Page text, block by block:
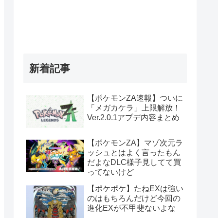
新着記事
【ポケモンZA速報】ついに
「メガカケラ」上限解放！
Ver.2.0.1アプデ内容まとめ
【ポケモンZA】マゾ次元ラ
ッシュとはよく言ったもん
だよなDLC様子見してて買
ってないけど
【ポケポケ】たねEXは強い
のはもちろんだけど今回の
進化EXが不甲斐ないよな